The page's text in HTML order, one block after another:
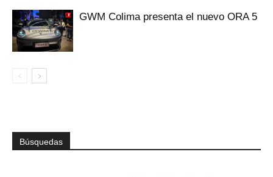
GWM Colima presenta el nuevo ORA 5
Búsquedas